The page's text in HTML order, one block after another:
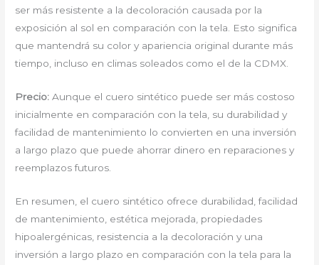
ser más resistente a la decoloración causada por la
exposición al sol en comparación con la tela. Esto significa
que mantendrá su color y apariencia original durante más
tiempo, incluso en climas soleados como el de la CDMX.
Precio: Aunque el cuero sintético puede ser más costoso
inicialmente en comparación con la tela, su durabilidad y
facilidad de mantenimiento lo convierten en una inversión
a largo plazo que puede ahorrar dinero en reparaciones y
reemplazos futuros.
En resumen, el cuero sintético ofrece durabilidad, facilidad
de mantenimiento, estética mejorada, propiedades
hipoalergénicas, resistencia a la decoloración y una
inversión a largo plazo en comparación con la tela para la